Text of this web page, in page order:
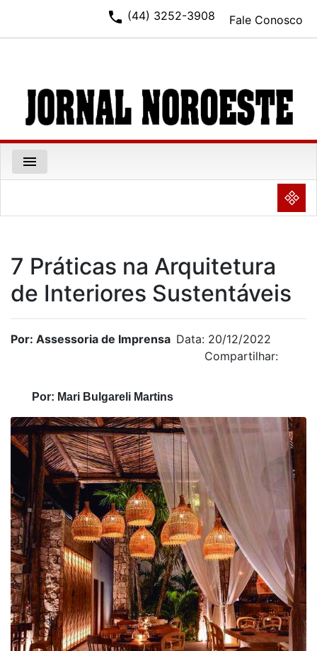
Fale Conosco
phone (44) 3252-3908
menu
NULL
7 Práticas na Arquitetura
de Interiores Sustentáveis
Por: Assessoria de Imprensa Data: 20/12/2022
Compartilhar:
Por: Mari Bulgareli Martins